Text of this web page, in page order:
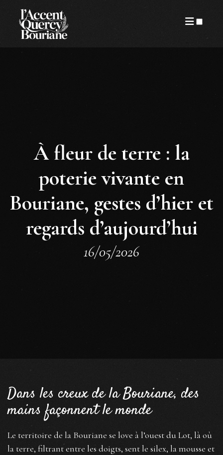
À fleur de terre : la
poterie vivante en
Bouriane, gestes d’hier et
regards d’aujourd’hui
16/05/2026
Dans les creux de la Bouriane, des
mains façonnent le monde
Le territoire de la Bouriane se love à l’ouest du Lot, là où
la terre, filtrant entre les doigts, sent le silex, la mousse et